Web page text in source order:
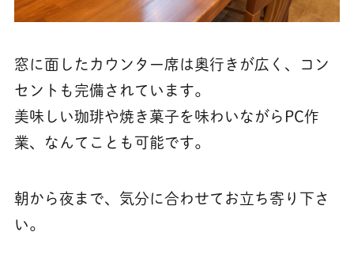
窓に面したカウンター席は奥行きが広く、コン
セントも完備されています。
美味しい珈琲や焼き菓子を味わいながらPC作
業、なんてことも可能です。
朝から夜まで、気分に合わせてお立ち寄り下さ
い。